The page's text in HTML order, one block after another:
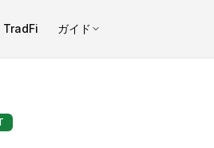
TradFi ガイド
次トレンドは下降傾向. 重要な
）フィボナッチ